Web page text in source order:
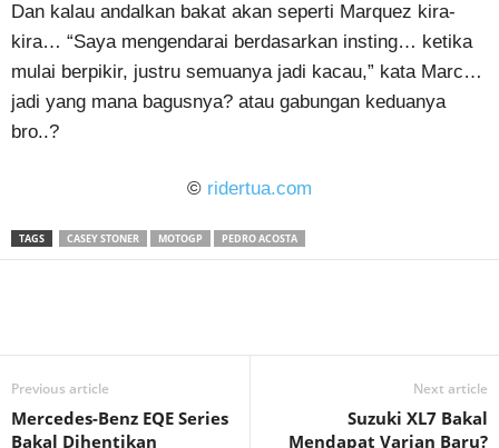
Dan kalau andalkan bakat akan seperti Marquez kira-
kira… “Saya mengendarai berdasarkan insting… ketika
mulai berpikir, justru semuanya jadi kacau,” kata Marc…
jadi yang mana bagusnya? atau gabungan keduanya
bro..?
© ridertua.com
TAGS CASEY STONER MOTOGP PEDRO ACOSTA
Previous article
Mercedes-Benz EQE Series
Bakal Dihentikan
Next article
Suzuki XL7 Bakal
Mendapat Varian Baru?